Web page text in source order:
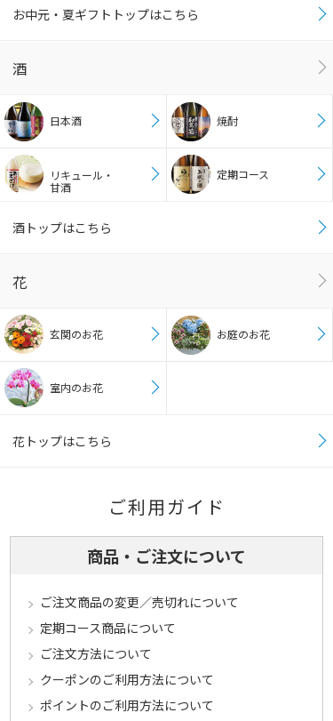
お中元・夏ギフトトップはこちら
酒
日本酒 焼酎
リキュール・
甘酒
定期コース
酒トップはこちら
花
玄関のお花 お庭のお花
室内のお花
花トップはこちら
ご利用ガイド
商品・ご注文について
ご注文商品の変更／売切れについて
定期コース商品について
ご注文方法について
クーポンのご利用方法について
ポイントのご利用方法について